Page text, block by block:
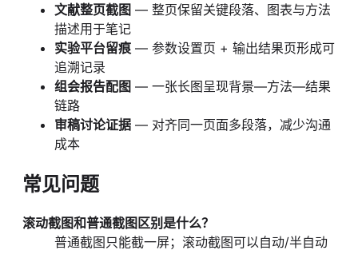
文献整页截图 — 整页保留关键段落、图表与方法
描述用于笔记
实验平台留痕 — 参数设置页 + 输出结果页形成可
追溯记录
组会报告配图 — 一张长图呈现背景—方法—结果
链路
审稿讨论证据 — 对齐同一页面多段落，减少沟通
成本
常见问题
滚动截图和普通截图区别是什么？
普通截图只能截一屏；滚动截图可以自动/半自动